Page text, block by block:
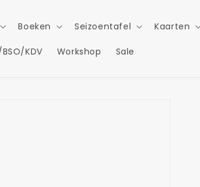
Boeken Seizoentafel Kaarten
KDV Workshop Sale